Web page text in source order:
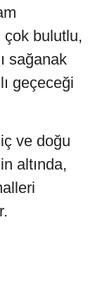
çok bulutlu,
sağanak
geçeceği
iç ve doğu
altında,